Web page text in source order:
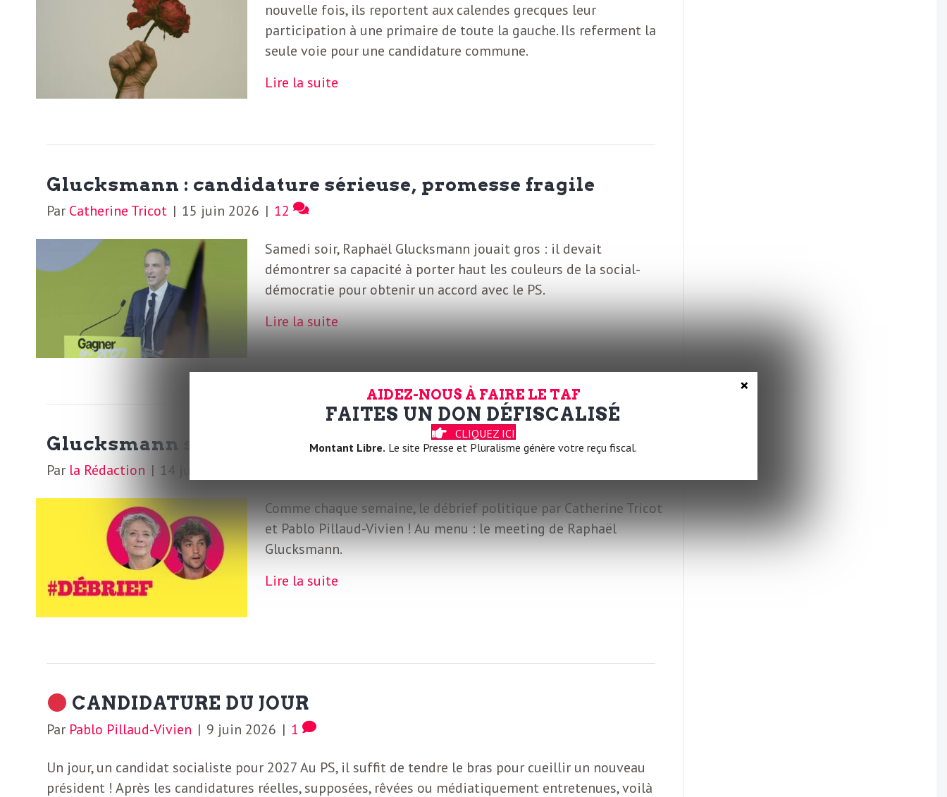
F
r
o
m
U
S
A
L
a
L
t
t
r
e
d
e
a
d
nouvelle fois, ils reportent aux calendes grecques leur
participation à une primaire de toute la gauche. Ils referment la
seule voie pour une candidature commune.
Lire la suite
Glucksmann : candidature sérieuse, promesse fragile
Par Catherine Tricot | 15 juin 2026 | 12
Samedi soir, Raphaël Glucksmann jouait gros : il devait
démontrer sa capacité à porter haut les couleurs de la social-
démocratie pour obtenir un accord avec le PS.
Lire la suite
Glucksmann se remet-il dans la course ?
Par la Rédaction | 14 juin 2026
Comme chaque semaine, le débrief politique par Catherine Tricot
et Pablo Pillaud-Vivien ! Au menu : le meeting de Raphaël
Glucksmann.
Lire la suite
CANDIDATURE DU JOUR
Par Pablo Pillaud-Vivien | 9 juin 2026 | 1
Un jour, un candidat socialiste pour 2027 Au PS, il suffit de tendre le bras pour cueillir un nouveau
président ! Après les candidatures réelles, supposées, rêvées ou médiatiquement entretenues, voilà
AIDEZ-NOUS À FAIRE LE TAF
FAITES UN DON DÉFISCALISÉ
CLIQUEZ ICI
Montant Libre. Le site Presse et Pluralisme génère votre reçu fiscal.
×